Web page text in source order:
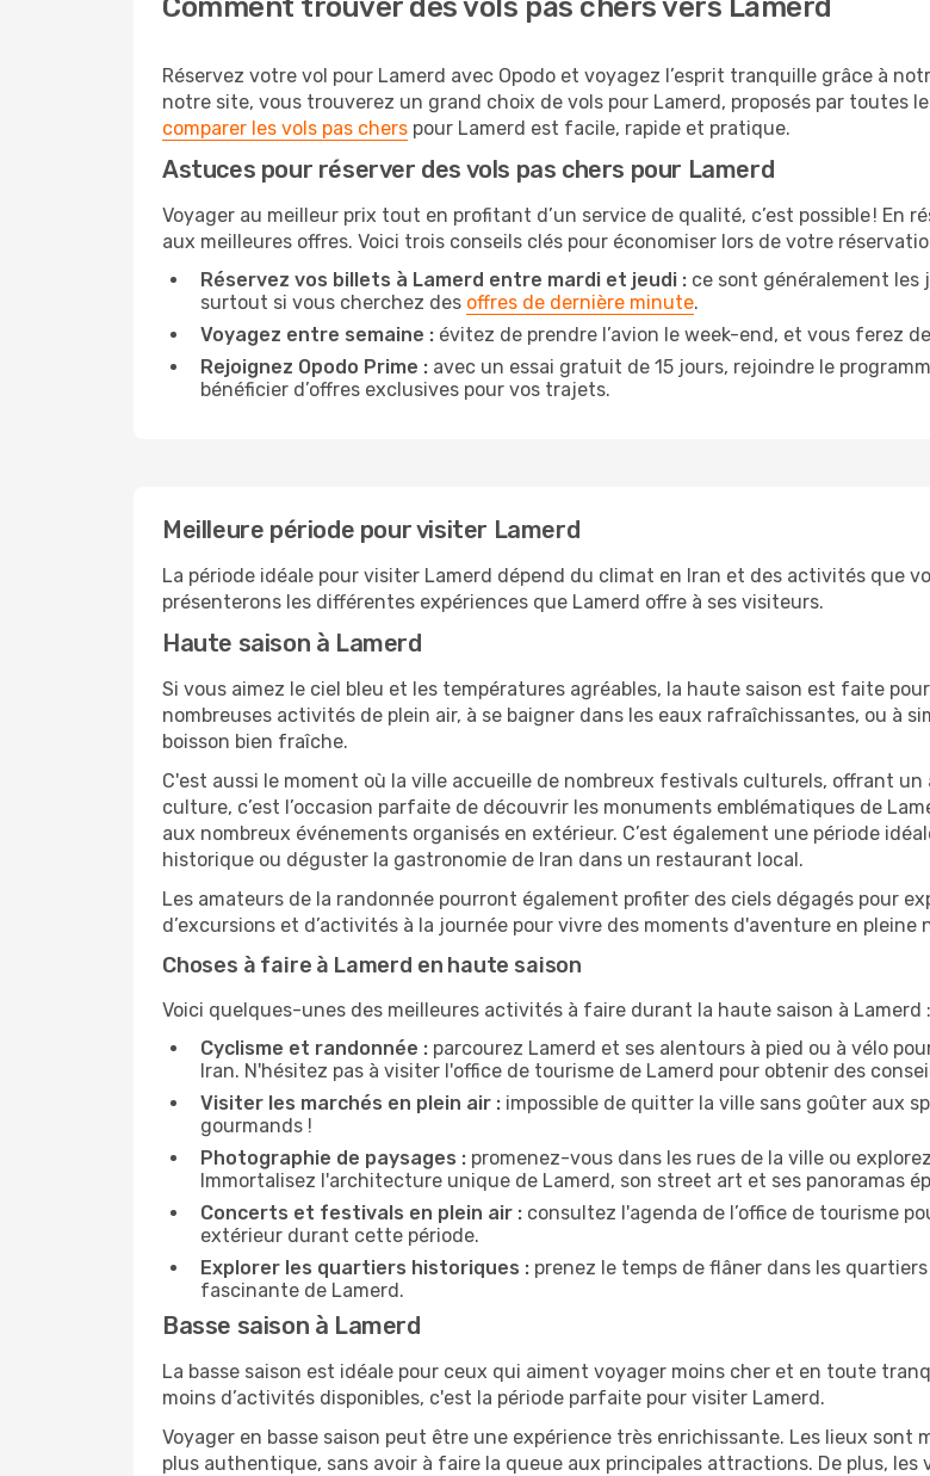
Comment trouver des vols pas chers vers Lamerd
Réservez votre vol pour Lamerd avec Opodo et voyagez l’esprit tranquille grâce à
notre site, vous trouverez un grand choix de vols pour Lamerd, proposés par toutes
comparer les vols pas chers pour Lamerd est facile, rapide et pratique.
Astuces pour réserver des vols pas chers pour Lamerd
Voyager au meilleur prix tout en profitant d’un service de qualité, c’est possible ! En
aux meilleures offres. Voici trois conseils clés pour économiser lors de votre
Réservez vos billets à Lamerd entre mardi et jeudi : ce sont généralement les
surtout si vous cherchez des offres de dernière minute.
Voyagez entre semaine : évitez de prendre l’avion le week-end, et vous ferez
Rejoignez Opodo Prime : avec un essai gratuit de 15 jours, rejoindre le
bénéficier d’offres exclusives pour vos trajets.
Meilleure période pour visiter Lamerd
La période idéale pour visiter Lamerd dépend du climat en Iran et des activités que
présenterons les différentes expériences que Lamerd offre à ses visiteurs.
Haute saison à Lamerd
Si vous aimez le ciel bleu et les températures agréables, la haute saison est faite
nombreuses activités de plein air, à se baigner dans les eaux rafraîchissantes, ou à
boisson bien fraîche.
C'est aussi le moment où la ville accueille de nombreux festivals culturels, offrant
culture, c’est l’occasion parfaite de découvrir les monuments emblématiques de
aux nombreux événements organisés en extérieur. C’est également une période
historique ou déguster la gastronomie de Iran dans un restaurant local.
Les amateurs de la randonnée pourront également profiter des ciels dégagés pour
d’excursions et d’activités à la journée pour vivre des moments d'aventure en pleine
Choses à faire à Lamerd en haute saison
Voici quelques-unes des meilleures activités à faire durant la haute saison à Lamerd :
Cyclisme et randonnée : parcourez Lamerd et ses alentours à pied ou à vélo
Iran. N'hésitez pas à visiter l'office de tourisme de Lamerd pour obtenir des
Visiter les marchés en plein air : impossible de quitter la ville sans goûter aux
gourmands !
Photographie de paysages : promenez-vous dans les rues de la ville ou
Immortalisez l'architecture unique de Lamerd, son street art et ses panoramas
Concerts et festivals en plein air : consultez l'agenda de l’office de tourisme
extérieur durant cette période.
Explorer les quartiers historiques : prenez le temps de flâner dans les
fascinante de Lamerd.
Basse saison à Lamerd
La basse saison est idéale pour ceux qui aiment voyager moins cher et en toute
moins d’activités disponibles, c'est la période parfaite pour visiter Lamerd.
Voyager en basse saison peut être une expérience très enrichissante. Les lieux sont
plus authentique, sans avoir à faire la queue aux principales attractions. De plus,